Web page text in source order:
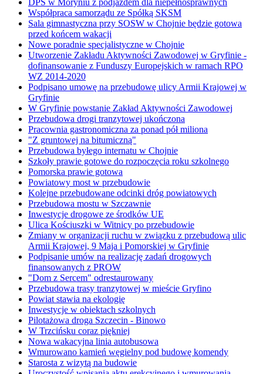
Współpraca samorządu ze Spółką SKSM
Sala gimnastyczna przy SOSW w Chojnie będzie gotowa
przed końcem wakacji
Nowe poradnie specjalistyczne w Chojnie
Utworzenie Zakładu Aktywności Zawodowej w Gryfinie -
dofinansowanie z Funduszy Europejskich w ramach RPO
WZ 2014-2020
Podpisano umowę na przebudowę ulicy Armii Krajowej w
Gryfinie
W Gryfinie powstanie Zakład Aktywności Zawodowej
Przebudowa drogi tranzytowej ukończona
Pracownia gastronomiczna za ponad pół miliona
"Z gruntowej na bitumiczną"
Przebudowa byłego internatu w Chojnie
Szkoły prawie gotowe do rozpoczęcia roku szkolnego
Pomorska prawie gotowa
Powiatowy most w przebudowie
Kolejne przebudowane odcinki dróg powiatowych
Przebudowa mostu w Szczawnie
Inwestycje drogowe ze środków UE
Ulica Kościuszki w Witnicy po przebudowie
Zmiany w organizacji ruchu w związku z przebudową ulic
Armii Krajowej, 9 Maja i Pomorskiej w Gryfinie
Podpisanie umów na realizację zadań drogowych
finansowanych z PROW
"Dom z Sercem" odrestaurowany
Przebudowa trasy tranzytowej w mieście Gryfino
Powiat stawia na ekologię
Inwestycje w obiektach szkolnych
Pilotażowa droga Szczecin - Binowo
W Trzcińsku coraz piękniej
Nowa wakacyjna linia autobusowa
Wmurowano kamień węgielny pod budowę komendy
Starosta z wizytą na budowie